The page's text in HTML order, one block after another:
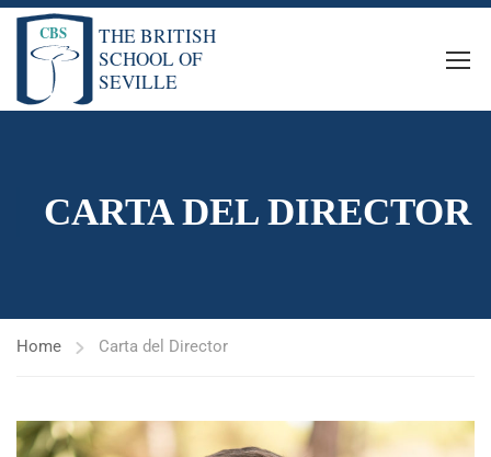
CARTA DEL DIRECTOR
Home Carta del Director